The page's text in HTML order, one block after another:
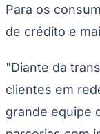
Para os
de crédito e
"Diante da
clientes em
grande equipe